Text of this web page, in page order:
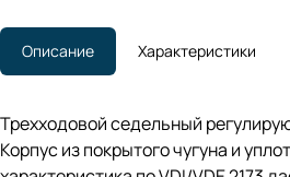
Описание Характеристики
Трехходовой седельный
Корпус из покрытого чугуна и